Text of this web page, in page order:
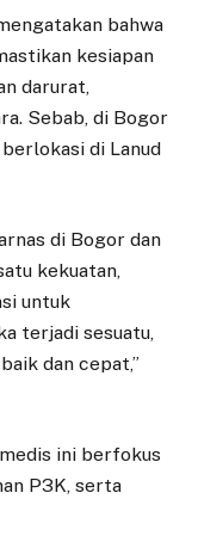
bahwa
kesiapan
darurat,
Sebab, di Bogor
di Lanud
di Bogor dan
kekuatan,
untuk
terjadi sesuatu,
dan cepat,”
ini berfokus
P3K, serta